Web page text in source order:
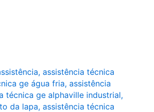
, assistência técnica
ge água fria, assistência
técnica ge alphaville industrial,
da lapa, assistência técnica